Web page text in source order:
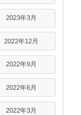
2023年3月
2022年12月
2022年9月
2022年6月
2022年3月